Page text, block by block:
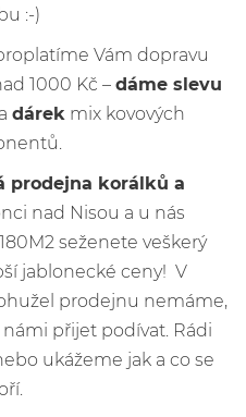
:-)
Vám dopravu
1000 Kč – dáme slevu
a dárek mix kovových
prodejna korálků a
nad Nisou a u nás
seženete veškerý
jablonecké ceny! V
prodejnu nemáme,
přijet podívat. Rádi
ukážeme jak a co se